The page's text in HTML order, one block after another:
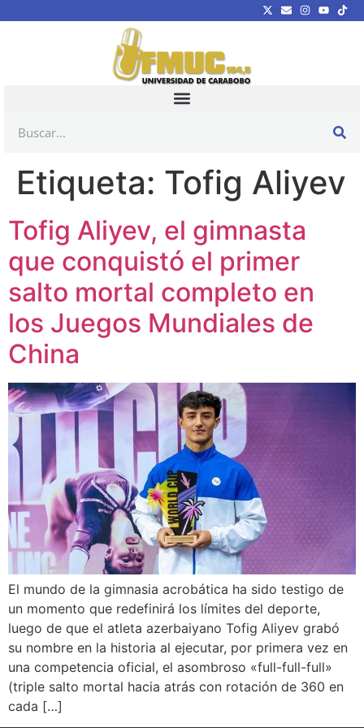
Etiqueta: Tofig Aliyev
Tofig Aliyev, el gimnasta
que conquistó el primer
salto mortal completo en
los Juegos Mundiales de
China
El mundo de la gimnasia acrobática ha sido testigo de
un momento que redefinirá los límites del deporte,
luego de que el atleta azerbaiyano Tofig Aliyev grabó
su nombre en la historia al ejecutar, por primera vez en
una competencia oficial, el asombroso «full-full-full»
(triple salto mortal hacia atrás con rotación de 360 en
cada […]